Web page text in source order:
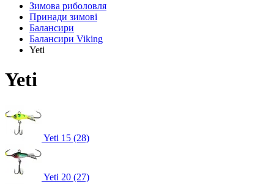
Зимова риболовля
Принади зимові
Балансири
Балансири Viking
Yeti
Yeti
Yeti 15 (28)
Yeti 20 (27)